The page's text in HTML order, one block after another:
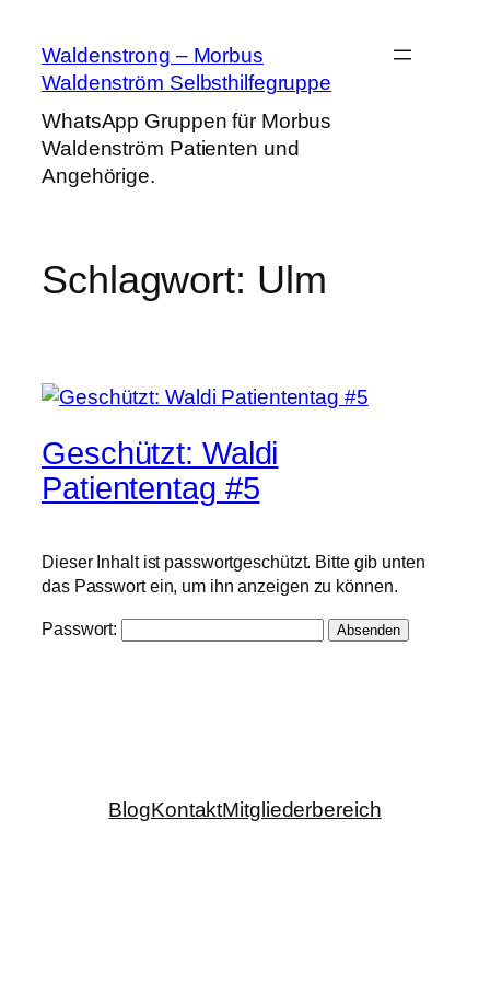
Inhalt
springen
Waldenstrong – Morbus
Waldenström Selbsthilfegruppe
WhatsApp Gruppen für Morbus
Waldenström Patienten und
Angehörige.
Schlagwort: Ulm
Geschützt: Waldi
Patiententag #5
Dieser Inhalt ist passwortgeschützt. Bitte gib unten
das Passwort ein, um ihn anzeigen zu können.
Passwort:
BlogKontaktMitgliederbereich